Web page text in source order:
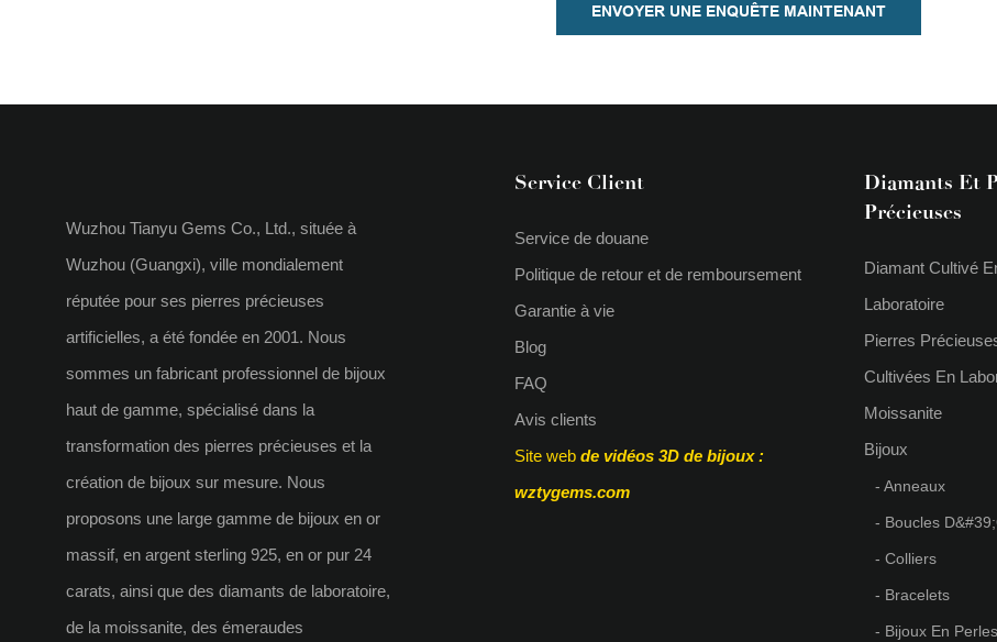
ENVOYER UNE ENQUÊTE MAINTENANT
Wuzhou Tianyu Gems Co., Ltd., située à
Wuzhou (Guangxi), ville mondialement
réputée pour ses pierres précieuses
artificielles, a été fondée en 2001. Nous
sommes un fabricant professionnel de bijoux
haut de gamme, spécialisé dans la
transformation des pierres précieuses et la
création de bijoux sur mesure. Nous
proposons une large gamme de bijoux en or
massif, en argent sterling 925, en or pur 24
carats, ainsi que des diamants de laboratoire,
de la moissanite, des émeraudes
Service Client
Service de douane
Politique de retour et de remboursement
Garantie à vie
Blog
FAQ
Avis clients
Site web de vidéos 3D de bijoux:
wztygems.com
Diamants Et
Précieuses
Diamant Cultivé
Laboratoire
Pierres
Cultivées En
Moissanite
Bijoux
- Anneaux
- Boucles
- Colliers
- Bracelets
- Bijoux En Perles